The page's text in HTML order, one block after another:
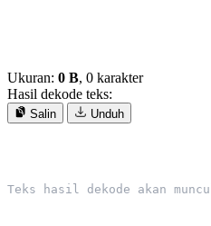
Ukuran: 0 B, 0 karakter
Hasil dekode teks:
Salin Unduh